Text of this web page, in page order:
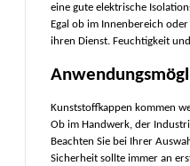
eine gute elektrische
Egal ob im Innenbereich
ihren Dienst. Feuchtigkeit
Kunststoffkappen kommen
Ob im Handwerk, der
Beachten Sie bei Ihrer
Sicherheit sollte immer an